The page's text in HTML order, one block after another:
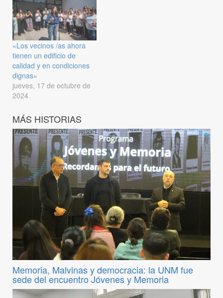
«Los vecinos /as ahora
tienen un edificio de
calidad y en condiciones
dignas»
jueves, 17 de octubre de
2024
MÁS HISTORIAS
Memoria, Malvinas y democracia: la UNM fue
sede del encuentro Jóvenes y Memoria